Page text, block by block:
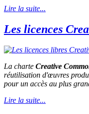
Lire la suite...
Les licences
La charte Creative
réutilisation d'œuvres
pour un accès au plus
Lire la suite...